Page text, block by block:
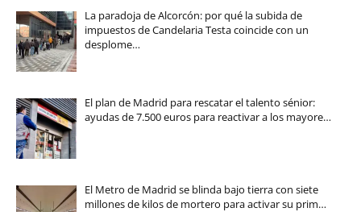
La paradoja de Alcorcón: por qué la subida de
impuestos de Candelaria Testa coincide con un
desplome…
El plan de Madrid para rescatar el talento sénior:
ayudas de 7.500 euros para reactivar a los mayore…
El Metro de Madrid se blinda bajo tierra con siete
millones de kilos de mortero para activar su prim…